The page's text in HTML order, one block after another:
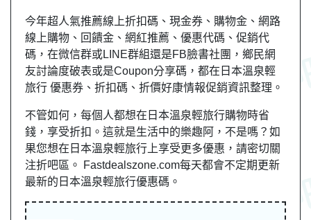
今年超人氣推薦線上折扣碼、現金券、購物金、網路
線上購物、回饋金、網紅推薦、優惠代碼、促銷代
碼，在微信群或LINE群組還是FB臉書社團， 鄉民網
友討論度破表或是Coupon分享碼，都在日本溫泉輕
旅行 優惠券、折扣碼、折價好康情報促銷資訊整理。
不管如何，每個人都想在日本溫泉輕旅行購物時省
錢，享受折扣。這就是生活中的樂趣阿，不是嗎？如
果您想在日本溫泉輕旅行上享受更多優惠，請密切關
注折吧區。 Fastdealszone.com每天都會不定期更新
最新的日本溫泉輕旅行優惠碼。